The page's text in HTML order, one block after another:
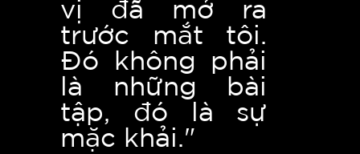
trước mắt tôi.
Đó không phải
là những bài
tập, đó là sự
mặc khải."